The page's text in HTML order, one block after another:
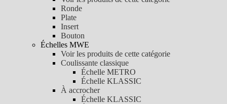
Ronde
Plate
Insert
Bouton
Échelles MWE
Voir les produits de cette catégorie
Coulissante classique
Échelle METRO
Échelle KLASSIC
À accrocher
Échelle KLASSIC